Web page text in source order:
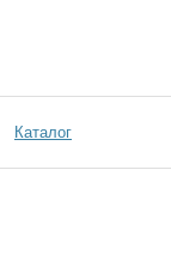
Каталог